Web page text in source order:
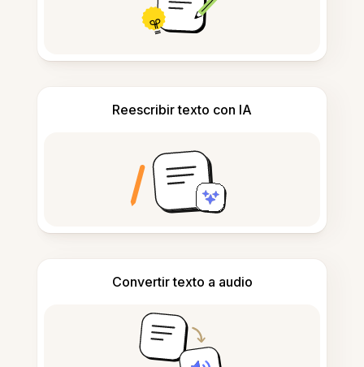
Reescribir texto con IA
Convertir texto a audio